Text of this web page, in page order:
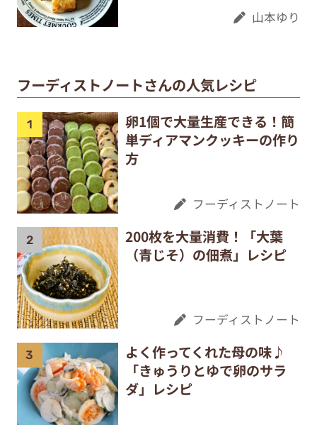
山本ゆり
フーディストノートさんの人気レシピ
卵1個で大量生産できる！簡
単ディアマンクッキーの作り
方
フーディストノート
200枚を大量消費！「大葉
（青じそ）の佃煮」レシピ
フーディストノート
よく作ってくれた母の味♪
「きゅうりとゆで卵のサラ
ダ」レシピ